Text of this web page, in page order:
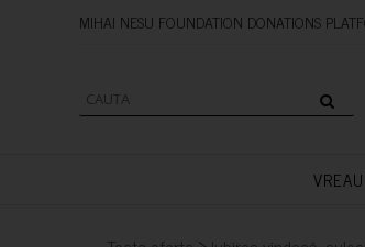
MIHAI NESU